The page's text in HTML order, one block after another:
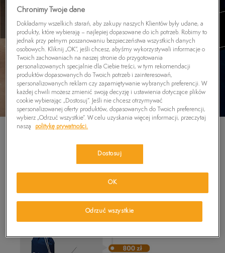
Co możesz zyskać?
Chronimy Twoje dane
Dokładamy wszelkich starań, aby zakupy naszych Klientów były udane, a
produkty, które wybierają – najlepiej dopasowane do ich potrzeb. Robimy to
jednak przy pełnym poszanowaniu bezpieczeństwa wszystkich danych
osobowych. Kliknij „OK”, jeśli chcesz, abyśmy wykorzystywali informacje o
Twoich zachowaniach na naszej stronie do przygotowania
personalizowanych specjalnie dla Ciebie treści, w tym rekomendacji
produktów dopasowanych do Twoich potrzeb i zainteresowań,
spersonalizowanych reklam czy zapamiętywanie wybranych preferencji. W
każdej chwili możesz zmienić swoją decyzję i ustawienia dotyczące plików
cookie wybierając „Dostosuj”. Jeśli nie chcesz otrzymywać
spersonalizowanej oferty produktów, dopasowanych do Twoich preferencji,
wybierz „Odrzuć wszystkie”. W celu uzyskania więcej informacji, przeczytaj
naszą
politykę prywatności.
Dostosuj
Odrzuć wszystkie
OK